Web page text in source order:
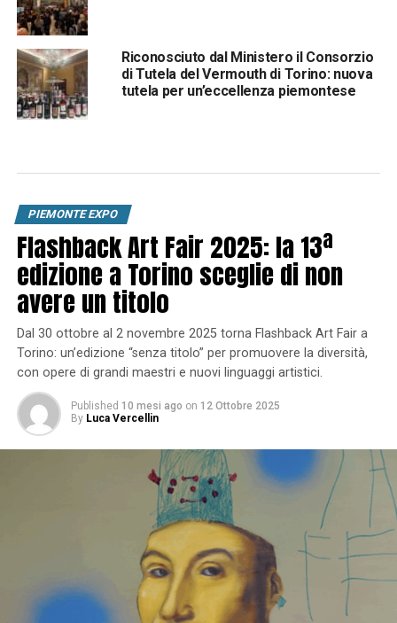
Riconosciuto dal Ministero il Consorzio
di Tutela del Vermouth di Torino: nuova
tutela per un’eccellenza piemontese
PIEMONTE EXPO
Flashback Art Fair 2025: la 13ª
edizione a Torino sceglie di non
avere un titolo
Dal 30 ottobre al 2 novembre 2025 torna Flashback Art Fair a
Torino: un’edizione “senza titolo” per promuovere la diversità,
con opere di grandi maestri e nuovi linguaggi artistici.
Published 10 mesi ago on 12 Ottobre 2025
By Luca Vercellin